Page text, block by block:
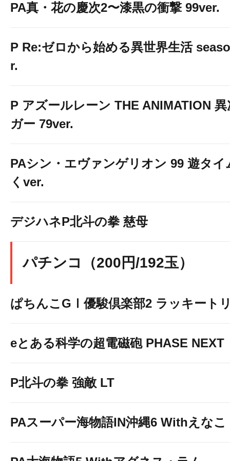
登録はここか
PA真・花の慶次2〜漆黒の衝撃 99ver.
P Re:ゼロから始める異世界生活
r.
P アズールレーン THE ANIMATION
ガー 79ver.
PAシン・エヴァンゲリオン 99 遊タイ
くver.
デジハネP北斗の拳 慈母
パチンコ（200円/192玉）
ぱちんこGⅠ優駿倶楽部2 ラッキート
eとある科学の超電磁砲 PHASE NEXT
P北斗の拳 強敵 LT
PAスーパー海物語IN沖縄6 Withえなこ